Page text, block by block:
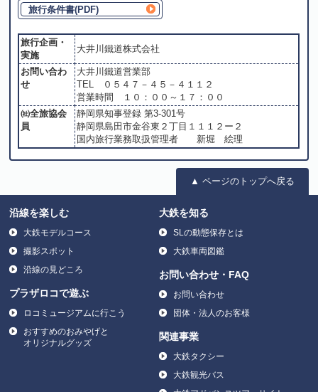
旅行条件書(PDF)
旅行企画・
実施
大井川鐵道株式会社
お問い合わ
せ
大井川鐵道営業部
TEL ０５４７－４５－４１１２
営業時間 １０：００～１７：００
㈳全旅協会
員
静岡県知事登録 第3-301号
静岡県島田市金谷東２丁目１１１２ー２
国内旅行業務取扱管理者 新堀 絵理
▲ ページのトップへ戻る
沿線を楽しむ
大鉄モデルコース
撮影スポット
沿線の見どころ
プラザロコで遊ぶ
ロコミュージアムに行こう
おすすめのおみやげと
オリジナルグッズ
大鉄を知る
SLの動態保存とは
大鉄車両図鑑
お問い合わせ・FAQ
お問い合わせ
団体・法人のお客様
関連事業
大鉄タクシー
大鉄観光バス